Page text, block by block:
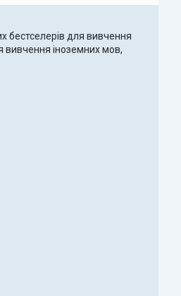
бестселерів для вивчення
вивчення іноземних мов,